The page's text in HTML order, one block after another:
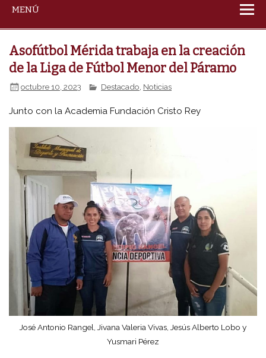
MENÚ
Asofútbol Mérida trabaja en la creación
de la Liga de Fútbol Menor del Páramo
octubre 10, 2023 Destacado Noticias
Junto con la Academia Fundación Cristo Rey
José Antonio Rangel, Jivana Valeria Vivas, Jesús Alberto Lobo y
Yusmari Pérez